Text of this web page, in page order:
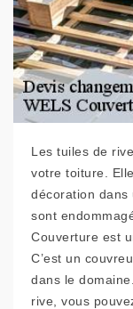
Les tuiles de
votre toiture.
décoration dans
sont
Couverture est
C’est un
dans le
rive, vous